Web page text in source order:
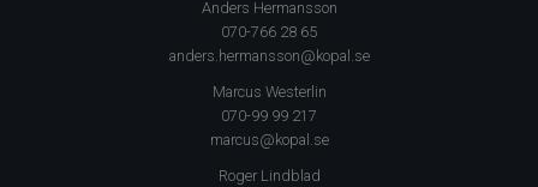
Anders Hermansson
070-766 28 65
anders.hermansson@kopal.se
Marcus Westerlin
070-99 99 217
marcus@kopal.se
Roger Lindblad